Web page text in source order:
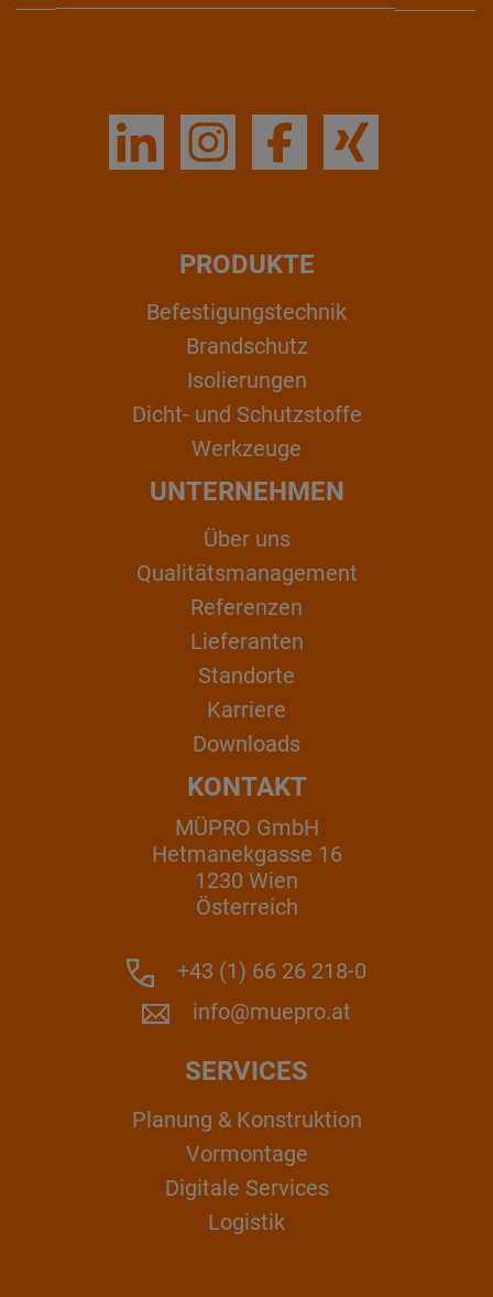
PRODUKTE
Befestigungstechnik
Brandschutz
Isolierungen
Dicht- und Schutzstoffe
Werkzeuge
UNTERNEHMEN
Über uns
Qualitätsmanagement
Referenzen
Lieferanten
Standorte
Karriere
Downloads
KONTAKT
MÜPRO GmbH
Hetmanekgasse 16
1230 Wien
Österreich
+43 (1) 66 26 218-0
info@muepro.at
SERVICES
Planung & Konstruktion
Vormontage
Digitale Services
Logistik